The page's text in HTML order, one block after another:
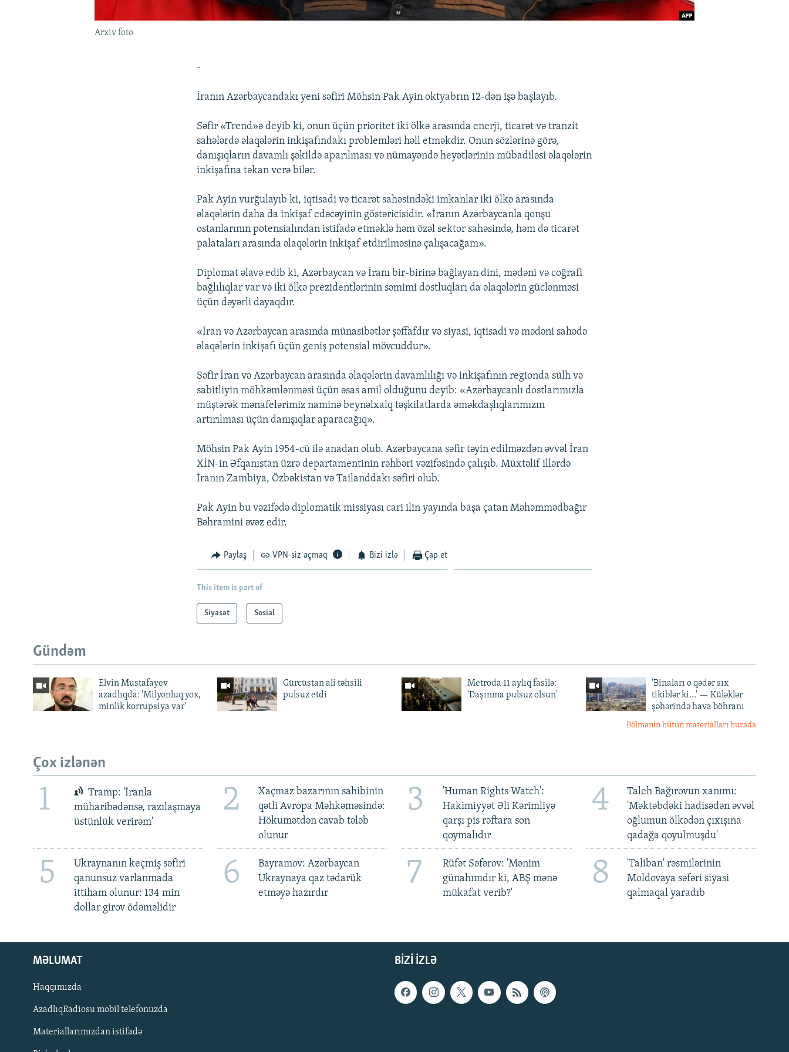
Arxiv foto
-
İranın Azərbaycandakı yeni səfiri Möhsin Pak Ayin oktyabrın 12-dən işə başlayıb.
Səfir «Trend»ə deyib ki, onun üçün prioritet iki ölkə arasında enerji, ticarət və tranzit
sahələrdə əlaqələrin inkişafındakı problemləri həll etməkdir. Onun sözlərinə görə,
danışıqların davamlı şəkildə aparılması və nümayəndə heyətlərinin mübadiləsi əlaqələrin
inkişafına təkan verə bilər.
Pak Ayin vurğulayıb ki, iqtisadi və ticarət sahəsindəki imkanlar iki ölkə arasında
əlaqələrin daha da inkişaf edəcəyinin göstəricisidir. «İranın Azərbaycanla qonşu
ostanlarının potensialından istifadə etməklə həm özəl sektor sahəsində, həm də ticarət
palataları arasında əlaqələrin inkişaf etdirilməsinə çalışacağam».
Diplomat əlavə edib ki, Azərbaycan və İranı bir-birinə bağlayan dini, mədəni və coğrafi
bağlılıqlar var və iki ölkə prezidentlərinin səmimi dostluqları da əlaqələrin güclənməsi
üçün dəyərli dayaqdır.
«İran və Azərbaycan arasında münasibətlər şəffafdır və siyasi, iqtisadi və mədəni sahədə
əlaqələrin inkişafı üçün geniş potensial mövcuddur».
Səfir İran və Azərbaycan arasında əlaqələrin davamlılığı və inkişafının regionda sülh və
sabitliyin möhkəmlənməsi üçün əsas amil olduğunu deyib: «Azərbaycanlı dostlarımızla
müştərək mənafelərimiz naminə beynəlxalq təşkilatlarda əməkdaşlıqlarımızın
artırılması üçün danışıqlar aparacağıq».
Möhsin Pak Ayin 1954-cü ilə anadan olub. Azərbaycana səfir təyin edilməzdən əvvəl İran
XİN-in Əfqanıstan üzrə departamentinin rəhbəri vəzifəsində çalışıb. Müxtəlif illərdə
İranın Zambiya, Özbəkistan və Tailanddakı səfiri olub.
Pak Ayin bu vəzifədə diplomatik missiyası cari ilin yayında başa çatan Məhəmmədbağır
Bəhramini əvəz edir.
Paylaş VPN-siz açmaq Bizi izlə Çap et
This item is part of
Siyasət Sosial
Gündəm
Elvin Mustafayev
azadlıqda: 'Milyonluq yox,
minlik korrupsiya var'
Gürcüstan ali təhsili
pulsuz etdi
Metroda 11 aylıq fasilə:
'Daşınma pulsuz olsun'
'Binaları o qədər sıx
tikiblər ki...' — Küləklər
şəhərində hava böhranı
Bölmənin bütün materialları burada
Çox izlənən
1
Tramp: 'İranla
müharibədənsə, razılaşmaya
üstünlük verirəm'
2
Xaçmaz bazarının sahibinin
qətli Avropa Məhkəməsində:
Hökumətdən cavab tələb
olunur
3
'Human Rights Watch':
Hakimiyyət Əli Kərimliyə
qarşı pis rəftara son
qoymalıdır
4
Taleh Bağırovun xanımı:
'Məktəbdəki hadisədən əvvəl
oğlumun ölkədən çıxışına
qadağa qoyulmuşdu'
5
Ukraynanın keçmiş səfiri
qanunsuz varlanmada
ittiham olunur: 134 min
dollar girov ödəməlidir
6
Bayramov: Azərbaycan
Ukraynaya qaz tədarük
etməyə hazırdır
7
Rüfət Səfərov: 'Mənim
günahımdır ki, ABŞ mənə
mükafat verib?'
8
'Taliban' rəsmilərinin
Moldovaya səfəri siyasi
qalmaqal yaradıb
BIZI IZLƏ
MƏLUMAT
Haqqımızda
AzadlıqRadiosu mobil telefonuzda
Materiallarımızdan istifadə